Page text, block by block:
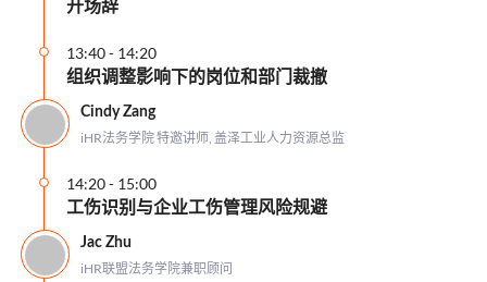
开场辞
13:40- 14:20
组织调整影响下的岗位和部门裁撤
Cindy Zang
iHR法务学院 特邀讲师, 盖泽工业人力资源总监
14:20- 15:00
工伤识别与企业工伤管理风险规避
Jac Zhu
iHR联盟法务学院兼职顾问